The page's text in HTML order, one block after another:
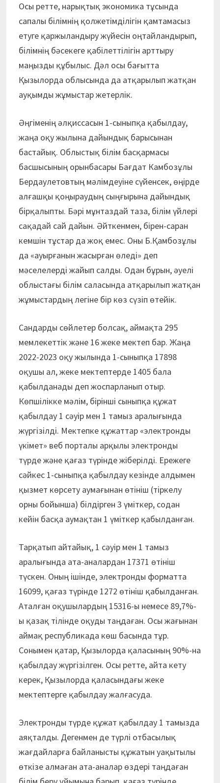
Осы ретте, нарықтық экономика тұсында
сапалы білімнің қолжетімділігін қамтамасыз
етуге қаржыландыру жүйесін оңтайландырып,
білімнің бәсекеге қабілеттілігін арттыру
маңызды құбылыс. Дәл осы бағытта
Қызылорда облысында да атқарылып жатқан
ауқымды жұмыстар жетерлік.
Әңгіменің әлқиссасын 1-сыныпқа қабылдау,
жаңа оқу жылына дайындық барысынан
бастайық. Облыстық білім бас­қармасы
басшысының орын­басары Бағдат Камбозұлы
Бердау­летовтың мәлімдеуіне сүйенсек, өңірде
алғашқы қоңыраудың сыңғырына дайындық
бірқалыпты. Бәрі мұнтаздай таза, білім үйлері
сақадай сай дайын. Әйткенмен, бірен-саран
кемшін тұстар да жоқ емес. Оны Б.Қамбозұлы
да «ауырғанын жасырған өледі» деп
мәселелерді жайып салды. Одан бұрын, әуелі
облыстағы білім саласында атқарылып жатқан
жұмыстардың легіне бір көз сүзіп өтейік.
Сандарды сөйлетер болсақ, аймақта 295
мемлекеттік және 16 жеке мектеп бар. Жаңа
2022-2023 оқу жылында 1-сыныпқа 17898
оқушы ал, жеке мектептерде 1405 бала
қабылданады деп жоспарланып отыр.
Көпшілікке мәлім, бірінші сыныпқа құжат
қабылдау 1 сәуір мен 1 тамыз аралығында
жүргізілді. Мектепке құжаттар «электронды
үкімет» веб порталы арқылы электронды
түрде және қағаз түрінде жіберілді. Ережеге
сәйкес 1-сыныпқа қабылдау кезінде алдымен
қызмет көрсету аумағынан өтініш (тіркелу
орны бойынша) білдірген 3 үміткер, содан
кейін басқа аумақтан 1 үміткер қабылданған.
Тарқатып айтайық, 1 сәуір мен 1 тамыз
аралығында ата-аналардан 17371 өтініш
түскен. Оның ішінде, электронды форматта
16099, қағаз түрінде 1272 өтініш қабылданған.
Аталған оқушылардың 15316-ы не­месе 89,7%-
ы қазақ тілінде оқуды таңдаған. Осы жағынан
ай­мақ республикада көш басында тұр.
Сонымен қатар, Қызылорда қа­ласының 90%-на
қабылдау жүргізілген. Осы ретте, айта кету
керек, Қызылорда қаласындағы жеке
мектептерге қабылдау жалғасуда.
Электронды түрде құжат қабылдау 1 тамызда
аяқталды. Дегенмен де түрлі отбасылық
жағдайларға байланысты құжатын уақытылы
өткізе алмаған ата-аналар өздері таңдаған